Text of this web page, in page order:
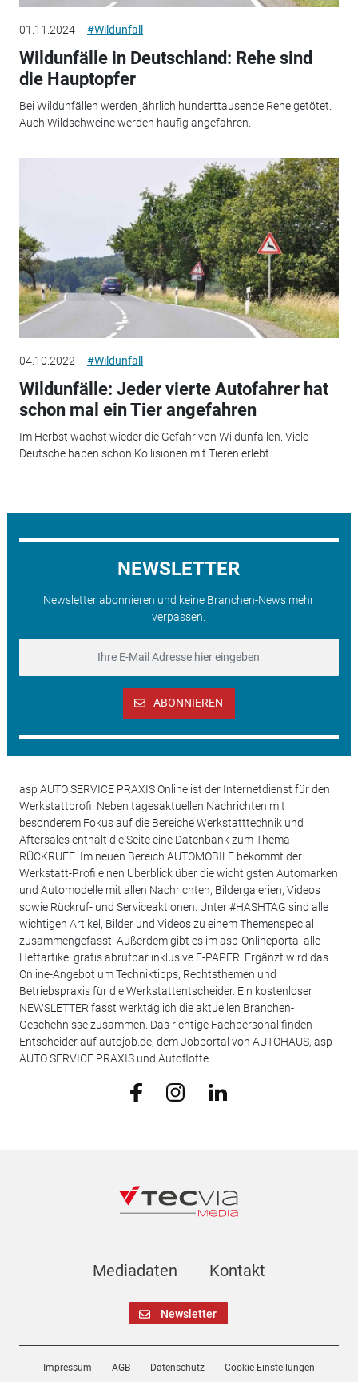
01.11.2024 #Wildunfall
Wildunfälle in Deutschland: Rehe sind
die Hauptopfer
Bei Wildunfällen werden jährlich hunderttausende Rehe getötet.
Auch Wildschweine werden häufig angefahren.
04.10.2022 #Wildunfall
Wildunfälle: Jeder vierte Autofahrer hat
schon mal ein Tier angefahren
Im Herbst wächst wieder die Gefahr von Wildunfällen. Viele
Deutsche haben schon Kollisionen mit Tieren erlebt.
NEWSLETTER
Newsletter abonnieren und keine Branchen-News mehr
verpassen.
ABONNIEREN
asp AUTO SERVICE PRAXIS Online ist der Internetdienst für den
Werkstattprofi. Neben tagesaktuellen Nachrichten mit
besonderem Fokus auf die Bereiche Werkstatttechnik und
Aftersales enthält die Seite eine Datenbank zum Thema
RÜCKRUFE. Im neuen Bereich AUTOMOBILE bekommt der
Werkstatt-Profi einen Überblick über die wichtigsten Automarken
und Automodelle mit allen Nachrichten, Bildergalerien, Videos
sowie Rückruf- und Serviceaktionen. Unter #HASHTAG sind alle
wichtigen Artikel, Bilder und Videos zu einem Themenspecial
zusammengefasst. Außerdem gibt es im asp-Onlineportal alle
Heftartikel gratis abrufbar inklusive E-PAPER. Ergänzt wird das
Online-Angebot um Techniktipps, Rechtsthemen und
Betriebspraxis für die Werkstattentscheider. Ein kostenloser
NEWSLETTER fasst werktäglich die aktuellen Branchen-
Geschehnisse zusammen. Das richtige Fachpersonal finden
Entscheider auf autojob.de, dem Jobportal von AUTOHAUS, asp
AUTO SERVICE PRAXIS und Autoflotte.
Mediadaten Kontakt
Newsletter
Impressum AGB Datenschutz Cookie-Einstellungen